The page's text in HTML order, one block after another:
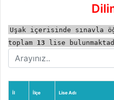
Uşak içerisinde sınavla
toplam 13 lise
İl İlçe Lise Adı